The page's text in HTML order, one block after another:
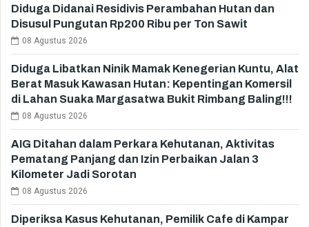
Diduga Didanai Residivis Perambahan Hutan dan
Disusul Pungutan Rp200 Ribu per Ton Sawit
08 Agustus 2026
Diduga Libatkan Ninik Mamak Kenegerian Kuntu, Alat
Berat Masuk Kawasan Hutan: Kepentingan Komersil
di Lahan Suaka Margasatwa Bukit Rimbang Baling!!!
08 Agustus 2026
AIG Ditahan dalam Perkara Kehutanan, Aktivitas
Pematang Panjang dan Izin Perbaikan Jalan 3
Kilometer Jadi Sorotan
08 Agustus 2026
Diperiksa Kasus Kehutanan, Pemilik Cafe di Kampar